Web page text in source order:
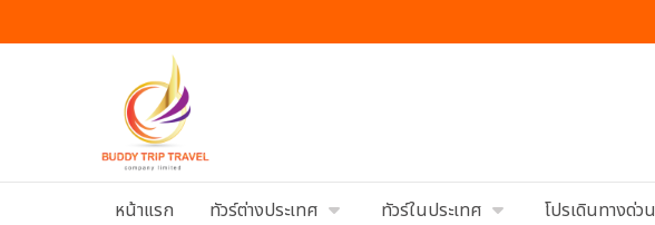
หน้าแรก ทัวร์ต่างประเทศ ทัวร์ในประเทศ โปรเดินทางด่วน